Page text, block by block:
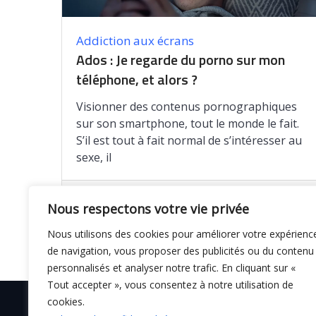
Nous respectons votre vie privée
Nous utilisons des cookies pour améliorer votre
de navigation, vous proposer des publicités ou du contenu
personnalisés et analyser notre trafic. En cliquant sur «
Tout accepter », vous consentez à notre utilisation de
cookies.
Addiction aux écrans
Ados : Je regarde du porno sur mon
téléphone, et alors ?
Visionner des contenus pornographiques
sur son smartphone, tout le monde le fait.
S’il est tout à fait normal de s’intéresser au
sexe, il
Enregistrer